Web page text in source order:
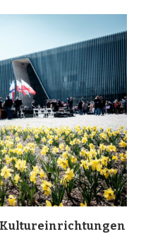
Kultureinrichtungen